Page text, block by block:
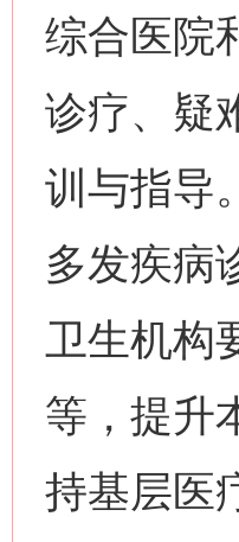
综合医院
诊疗、疑
训与指导
多发疾病
卫生机构
等，提升
持基层医